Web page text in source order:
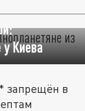
Киева
запрещён в